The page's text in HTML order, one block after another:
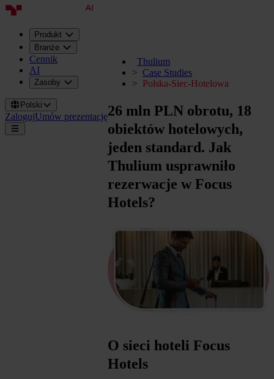
Produkt
Branże
Cennik
AI
Zasoby
Polski
ZalogujUmów prezentację
Thulium
Case Studies
Polska-Siec-Hotelowa
26 mln PLN obrotu, 18
obiektów hotelowych,
jeden standard. Jak
Thulium usprawniło
rezerwacje w Focus
Hotels?
O sieci hoteli Focus
Hotels